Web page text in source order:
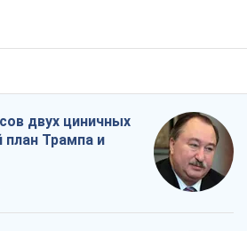
двух циничных
план Трампа и